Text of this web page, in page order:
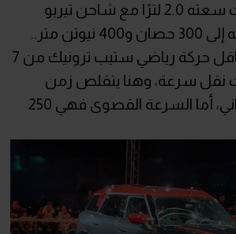
رباعي الاسطوانات سعته 2.0 لترًا مع شاحن تيربو
مزدوج، لتصل قوته إلى 300 حصان و400 نيوتن متر..
ويتصل المحرك بناقل حركة رياضي ستيب ترونيك من 7
نقل سرعة، وهنا يتقلص زمن
التسارع إلى 5.4 ثواني، أما السرعة القصوى فهي 250